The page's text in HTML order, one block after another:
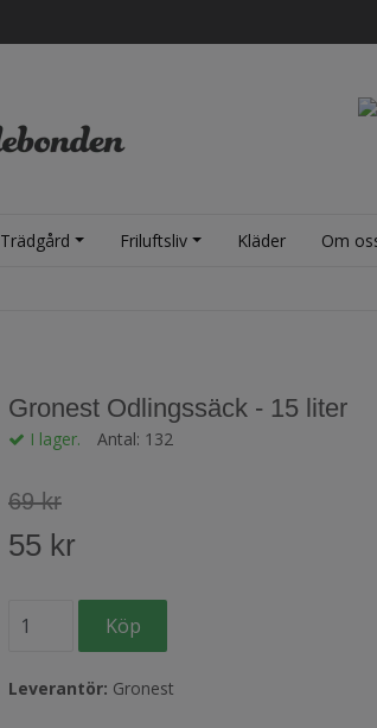
Trädgård Friluftsliv Kläder Om
Gronest Odlingssäck - 15 liter
I lager. Antal: 132
69 kr
55 kr
Leverantör: Gronest